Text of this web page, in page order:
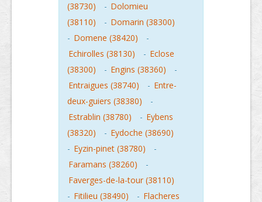
(38730)
- Dolomieu
(38110)
- Domarin (38300)
- Domene (38420)
-
Echirolles (38130)
- Eclose
(38300)
- Engins (38360)
-
Entraigues (38740)
- Entre-
deux-guiers (38380)
-
Estrablin (38780)
- Eybens
(38320)
- Eydoche (38690)
- Eyzin-pinet (38780)
-
Faramans (38260)
-
Faverges-de-la-tour (38110)
- Fitilieu (38490) - Flacheres